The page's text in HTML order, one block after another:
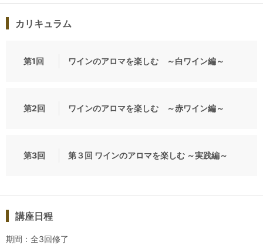
座学の講義の間にも、受講生同士でのコミュニケーションをと
っていただく、ディスカッションなどの時間を設定していきま
講義の後半は４種類前後のワインをブラインドテイスティング
それぞれの違いなども比較できるワインをテイスティングしま
座学のパートから、テイスティングのパートまで、
ワインのアロマサンプル「ワイナロマ」を用いた、ブラインド
第１回 ワインのアロマを楽しむ ～白ワイン編～
第３回 ワインのアロマを楽しむ ～実践編～
カリキュラム
第1回 ワインのアロマを楽しむ ～白ワイン編～
第2回 ワインのアロマを楽しむ ～赤ワイン編～
第3回 第３回 ワインのアロマを楽しむ ～実践編～
講座日程
期間：全3回修了